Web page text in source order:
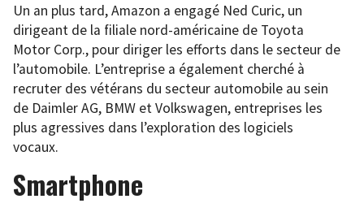
Un an plus tard, Amazon a engagé Ned Curic, un
dirigeant de la filiale nord-américaine de Toyota
Motor Corp., pour diriger les efforts dans le secteur de
l’automobile. L’entreprise a également cherché à
recruter des vétérans du secteur automobile au sein
de Daimler AG, BMW et Volkswagen, entreprises les
plus agressives dans l’exploration des logiciels
vocaux.
Smartphone